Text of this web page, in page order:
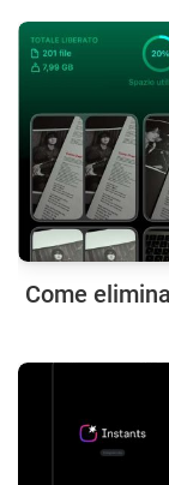
Come